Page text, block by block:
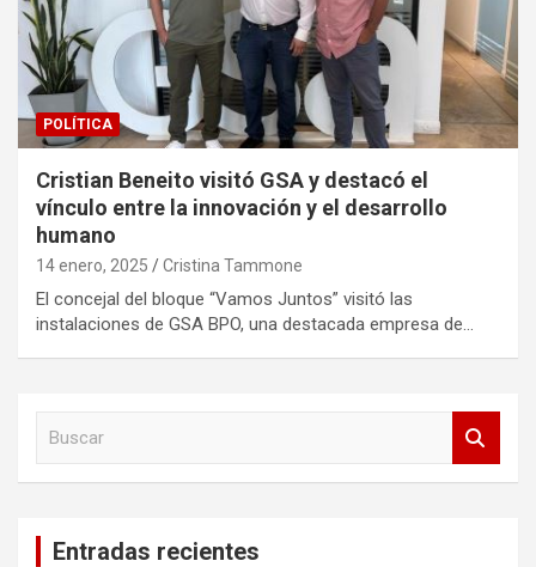
POLÍTICA
Cristian Beneito visitó GSA y destacó el
vínculo entre la innovación y el desarrollo
humano
14 enero, 2025 Cristina Tammone
El concejal del bloque “Vamos Juntos” visitó las
instalaciones de GSA BPO, una destacada empresa de…
Entradas recientes